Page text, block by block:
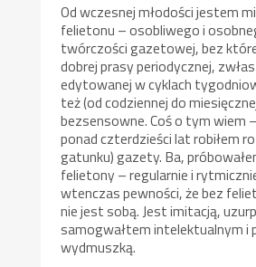
Od wczesnej młodości jestem
felietonu – osobliwego i
twórczości gazetowej, bez
dobrej prasy periodycznej,
edytowanej w cyklach
też (od codziennej do
bezsensowne. Coś o tym wiem
ponad czterdzieści lat robiłem
gatunku) gazety. Ba,
felietony – regularnie i
wtenczas pewności, że bez
nie jest sobą. Jest imitacją,
samogwałtem intelektualnym i
wydmuszką.